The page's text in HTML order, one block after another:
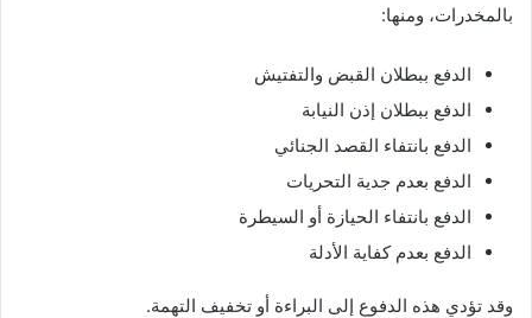
بالمخدرات، ومنها:
الدفع ببطلان القبض والتفتيش
الدفع ببطلان إذن النيابة
الدفع بانتفاء القصد الجنائي
الدفع بعدم جدية التحريات
الدفع بانتفاء الحيازة أو السيطرة
الدفع بعدم كفاية الأدلة
وقد تؤدي هذه الدفوع إلى البراءة أو تخفيف التهمة.